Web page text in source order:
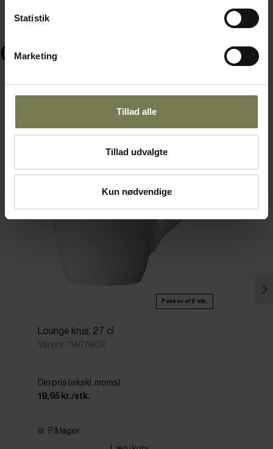
Statistik
Marketing
Tillad alle
Tillad udvalgte
Kun nødvendige
Ofte købt sammen med
Pakker af 6 stk.
Lounge krus, 27 cl
Varenr: 11407808
Din pris (ekskl. moms)
19,95 kr./stk.
På lager